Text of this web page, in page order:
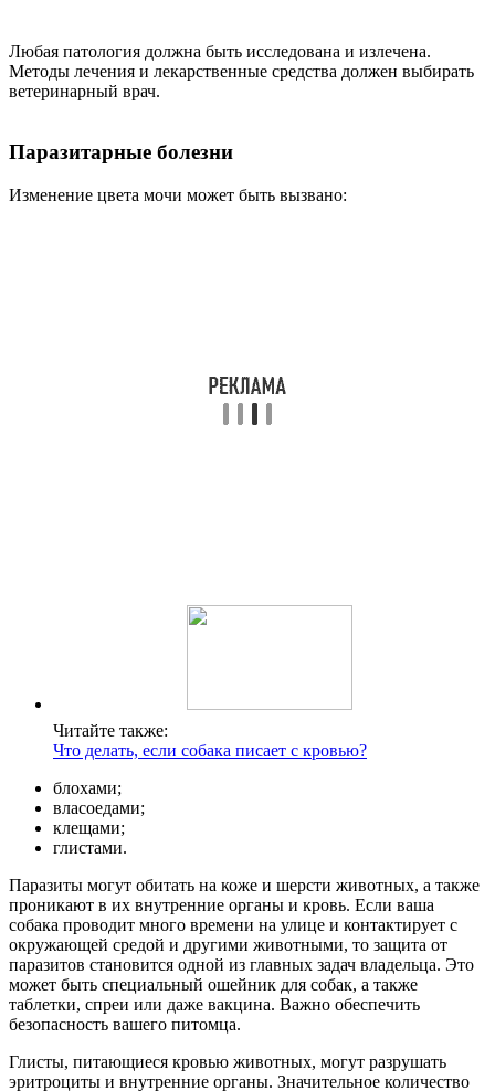
Любая патология должна быть исследована и излечена.
Методы лечения и лекарственные средства должен выбирать
ветеринарный врач.
Паразитарные болезни
Изменение цвета мочи может быть вызвано:
Читайте также:
Что делать, если собака писает с кровью?
блохами;
власоедами;
клещами;
глистами.
Паразиты могут обитать на коже и шерсти животных, а также
проникают в их внутренние органы и кровь. Если ваша
собака проводит много времени на улице и контактирует с
окружающей средой и другими животными, то защита от
паразитов становится одной из главных задач владельца. Это
может быть специальный ошейник для собак, а также
таблетки, спреи или даже вакцина. Важно обеспечить
безопасность вашего питомца.
Глисты, питающиеся кровью животных, могут разрушать
эритроциты и внутренние органы. Значительное количество